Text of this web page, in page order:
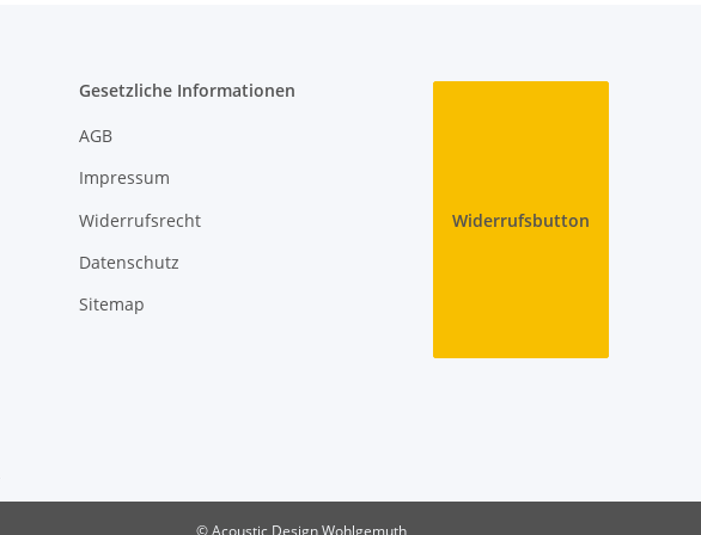
Gesetzliche Informationen
AGB
Impressum
Widerrufsrecht
Datenschutz
Sitemap
Widerrufsbutton